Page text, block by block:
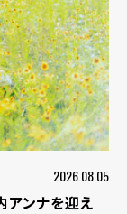
2026.08.05
アンナを迎え